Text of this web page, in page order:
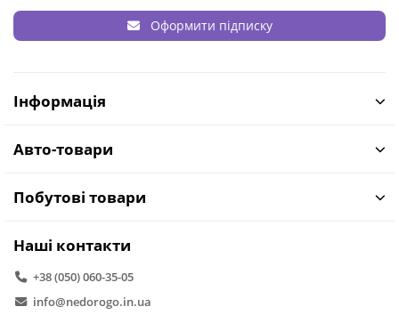
Оформити підписку
Інформація
Авто-товари
Побутові товари
Наші контакти
+38 (050) 060-35-05
info@nedorogo.in.ua